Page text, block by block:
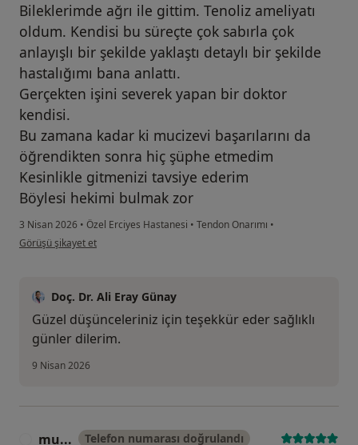
Bileklerimde ağrı ile gittim. Tenoliz ameliyatı
oldum. Kendisi bu süreçte çok sabırla çok
anlayışlı bir şekilde yaklaştı detaylı bir şekilde
hastalığımı bana anlattı.
Gerçekten işini severek yapan bir doktor
kendisi.
Bu zamana kadar ki mucizevi başarılarını da
öğrendikten sonra hiç şüphe etmedim
Kesinlikle gitmenizi tavsiye ederim
Böylesi hekimi bulmak zor
3 Nisan 2026 • Özel Erciyes Hastanesi • Tendon Onarımı •
kullanıcının görüşüne göre a.....
Görüşü şikayet et
Doç. Dr. Ali Eray Günay
Güzel düşünceleriniz için teşekkür eder sağlıklı
günler dilerim.
9 Nisan 2026
mu... Telefon numarası doğrulandı